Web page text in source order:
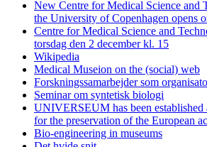
New Centre for Medical Science and
the University of Copenhagen opens
Centre for Medical Science and
torsdag den 2 december kl. 15
Wikipedia
Medical Museion on the (social) web
Forskningssamarbejder som
Seminar om syntetisk biologi
UNIVERSEUM has been established
for the preservation of the European
Bio-engineering in museums